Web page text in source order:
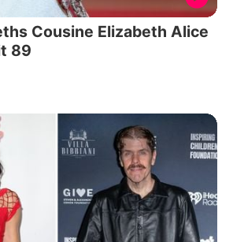
Cousine Elizabeth Alice
89